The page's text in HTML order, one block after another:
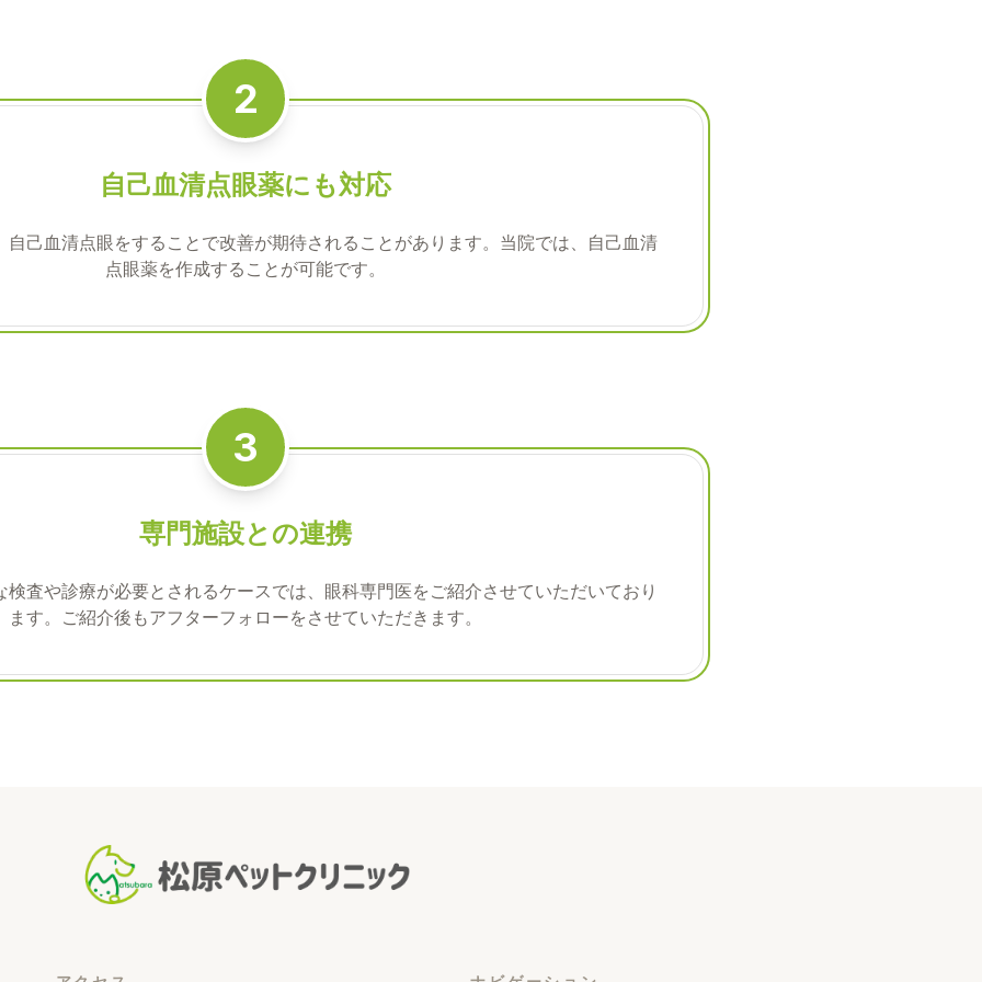
2
自己血清点眼薬にも対応
自己血清点眼をすることで改善が期待されることがあります。当院では、自己血清
点眼薬を作成することが可能です。
3
専門施設との連携
検査や診療が必要とされるケースでは、眼科専門医をご紹介させていただいており
ます。ご紹介後もアフターフォローをさせていただきます。